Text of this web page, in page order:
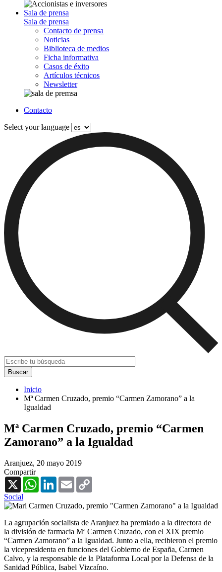
Sala de prensa
Sala de prensa
Contacto de prensa
Noticias
Biblioteca de medios
Ficha informativa
Casos de éxito
Artículos técnicos
Newsletter
Contacto
Select your language
Inicio
Mª Carmen Cruzado, premio “Carmen Zamorano” a la
Igualdad
Mª Carmen Cruzado, premio “Carmen
Zamorano” a la Igualdad
Aranjuez, 20 mayo 2019
Compartir
X
WhatsAppLinkedInEmail
Social
La agrupación socialista de Aranjuez ha premiado a la directora de
la división de farmacia Mª Carmen Cruzado, con el XIX premio
“Carmen Zamorano” a la Igualdad. Junto a ella, recibieron el premio
la vicepresidenta en funciones del Gobierno de España, Carmen
Calvo, y la responsable de la Plataforma Local por la Defensa de la
Sanidad Pública, Isabel Vizcaíno.